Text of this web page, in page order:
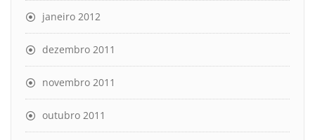
janeiro 2012
dezembro 2011
novembro 2011
outubro 2011